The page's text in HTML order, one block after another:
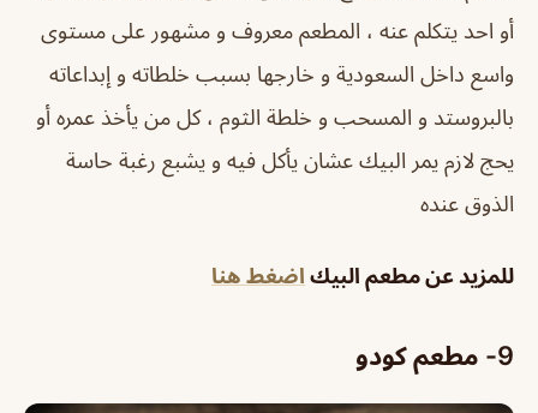
أو احد يتكلم عنه ، المطعم معروف و مشهور على مستوى
واسع داخل السعودية و خارجها بسبب خلطاته و إبداعاته
بالبروستد و المسحب و خلطة الثوم ، كل من يأخذ عمره أو
يحج لازم يمر البيك عشان يأكل فيه و يشبع رغبة حاسة
الذوق عنده
للمزيد عن مطعم البيك اضغط هنا
9- مطعم كودو